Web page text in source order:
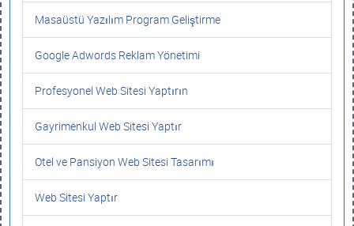
Masaüstü Yazılım Program Geliştirme
Google Adwords Reklam Yönetimi
Profesyonel Web Sitesi Yaptırın
Gayrimenkul Web Sitesi Yaptır
Otel ve Pansiyon Web Sitesi Tasarımı
Web Sitesi Yaptır